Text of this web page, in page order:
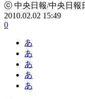
ⓒ 中央日報/中央日報
2010.02.02 15:49
0
あ
あ
あ
あ
あ